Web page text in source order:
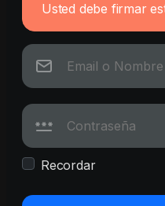
Usted debe firmar
Recordar